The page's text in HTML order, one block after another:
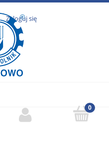
Zaloguj się